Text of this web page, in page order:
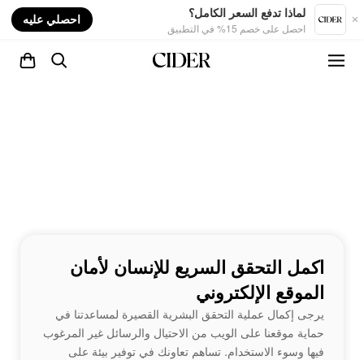
لماذا تدفع السعر الكامل؟
احصل على خصم 15% في التطبيق
احصلي عليه
اكمل التحقق السريع للإنسان لأمان
الموقع الإلكتروني
يرجى إكمال عملية التحقق البشرية القصيرة لمساعدتنا في
حماية موقعنا على الويب من الاحتيال والرسائل غير المرغوب
فيها وسوء الاستخدام. تساهم تعاونك في توفير بيئة على